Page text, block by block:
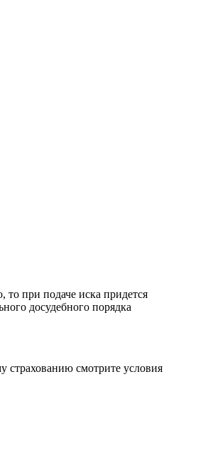
то при подаче иска придется
досудебного порядка
страхованию смотрите условия